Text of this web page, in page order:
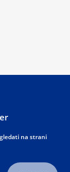
na strani